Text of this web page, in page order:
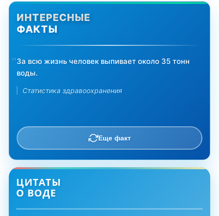
ИНТЕРЕСНЫЕ
ФАКТЫ
За всю жизнь человек выпивает около 35 тонн
воды.
Статистика здравоохранения
Еще факт
ЦИТАТЫ
О ВОДЕ